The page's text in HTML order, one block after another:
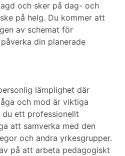
och sker på dag- och
på helg. Du kommer att
av schemat för
din planerade
lämplighet där
och mod är viktiga
du ett professionellt
att samverka med den
och andra yrkesgrupper.
på att arbeta pedagogiskt